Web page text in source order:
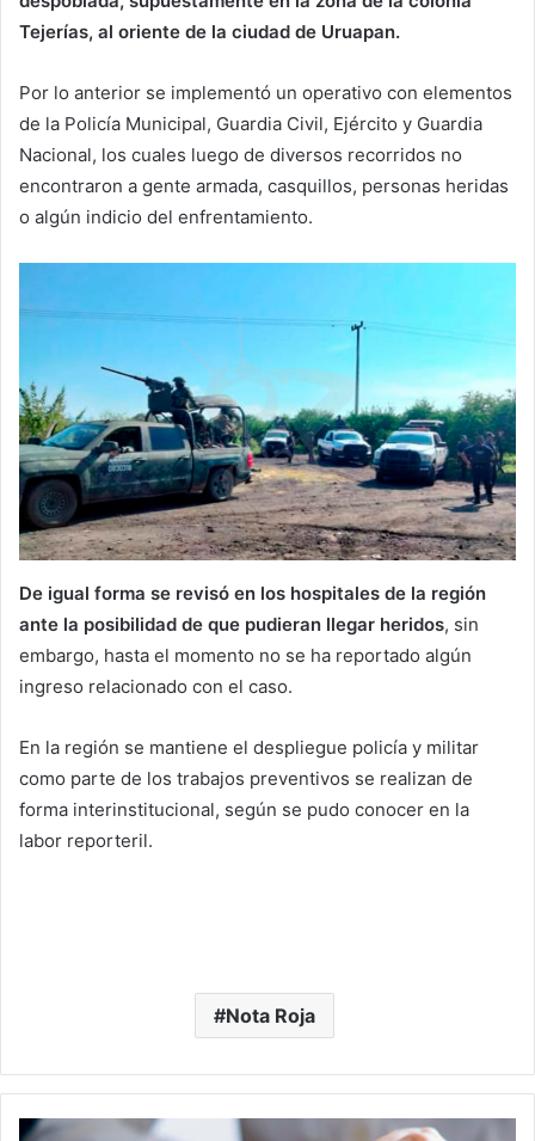
Tejerías, al oriente de la ciudad de Uruapan.
Por lo anterior se implementó un operativo con elementos
de la Policía Municipal, Guardia Civil, Ejército y Guardia
Nacional, los cuales luego de diversos recorridos no
encontraron a gente armada, casquillos, personas heridas
o algún indicio del enfrentamiento.
De igual forma se revisó en los hospitales de la región
ante la posibilidad de que pudieran llegar heridos, sin
embargo, hasta el momento no se ha reportado algún
ingreso relacionado con el caso.
En la región se mantiene el despliegue policía y militar
como parte de los trabajos preventivos se realizan de
forma interinstitucional, según se pudo conocer en la
labor reporteril.
Nota Roja
¿Buscas